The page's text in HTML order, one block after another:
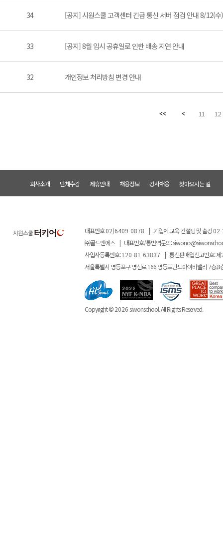
34 [공지] 시원스쿨 고객센터 긴급 통신 서버 점검 안내 8/12(
33 [공지] 8월 임시 공휴일로 인한 배송 지연 안내
32 개인정보 처리방침 변경 안내
11 12
회사소개 단체수강 제휴안내 채용정보 강사채용 찾아오시는 길
대표번호02)6409-0878 | 기업체 교육 컨설팅 및 출강
㈜골드앤에스 | 대표번호/통번역문의:
사업자등록번호:120-81-63837 | 통신판매업신고번호: 제
서울특별시 영등포구 영신로 166 영등포반도아이비밸리 7층,8
Copyright ©2026siwonschool. All Rights Reserved.